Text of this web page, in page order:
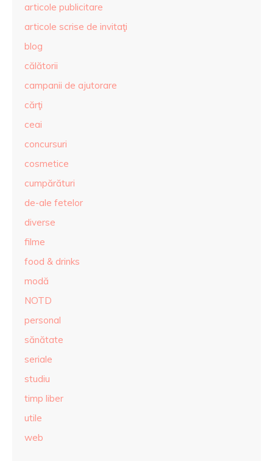
articole publicitare
articole scrise de invitaţi
blog
călătorii
campanii de ajutorare
cărţi
ceai
concursuri
cosmetice
cumpărături
de-ale fetelor
diverse
filme
food & drinks
modă
NOTD
personal
sănătate
seriale
studiu
timp liber
utile
web